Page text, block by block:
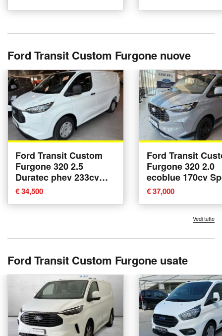
Ford Transit Custom Furgone nuove
Ford Transit Custom
Furgone 320 2.5
Duratec phev 233cv
Trend L1H1 nuova a
Alba
€ 34,500
Ford Transit
Furgone 320 2.0
ecoblue 170cv
L1H1 A8 nuova a
€ 37,000
Vedi tutte
Ford Transit Custom Furgone usate